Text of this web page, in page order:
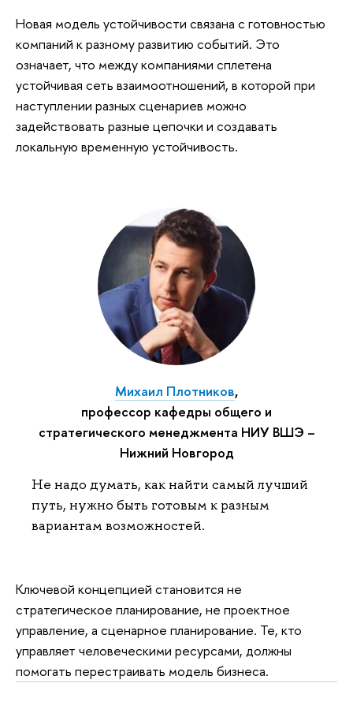
Новая модель устойчивости связана с готовностью
компаний к разному развитию событий. Это
означает, что между компаниями сплетена
устойчивая сеть взаимоотношений, в которой при
наступлении разных сценариев можно
задействовать разные цепочки и создавать
локальную временную устойчивость.
Михаил Плотников,
профессор кафедры общего и
стратегического менеджмента НИУ ВШЭ –
Нижний Новгород
Не надо думать, как найти самый лучший
путь, нужно быть готовым к разным
вариантам возможностей.
Ключевой концепцией становится не
стратегическое планирование, не проектное
управление, а сценарное планирование. Те, кто
управляет человеческими ресурсами, должны
помогать перестраивать модель бизнеса.